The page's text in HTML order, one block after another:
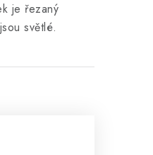
je řezaný
světlé.